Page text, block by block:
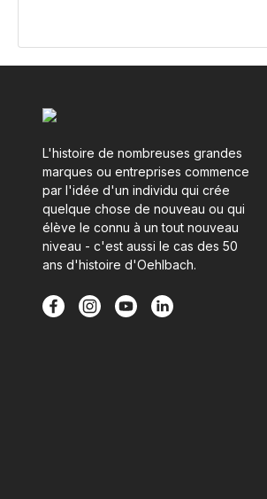
L'histoire de nombreuses grandes
marques ou entreprises commence
par l'idée d'un individu qui crée
quelque chose de nouveau ou qui
élève le connu à un tout nouveau
niveau - c'est aussi le cas des 50
ans d'histoire d'Oehlbach.